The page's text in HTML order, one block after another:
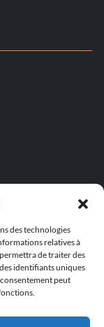
des technologies
relatives à
de traiter des
identifiants uniques
peut